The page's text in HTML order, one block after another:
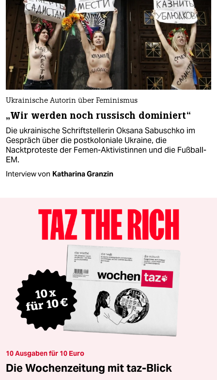
Ukrainische Autorin über Feminismus
„Wir werden noch russisch dominiert“
Die ukrainische Schriftstellerin Oksana Sabuschko im
Gespräch über die postkoloniale Ukraine, die
Nacktproteste der Femen-Aktivistinnen und die Fußball-
EM.
Interview von Katharina Granzin
10 Ausgaben für 10 Euro
Die Wochenzeitung mit taz-Blick